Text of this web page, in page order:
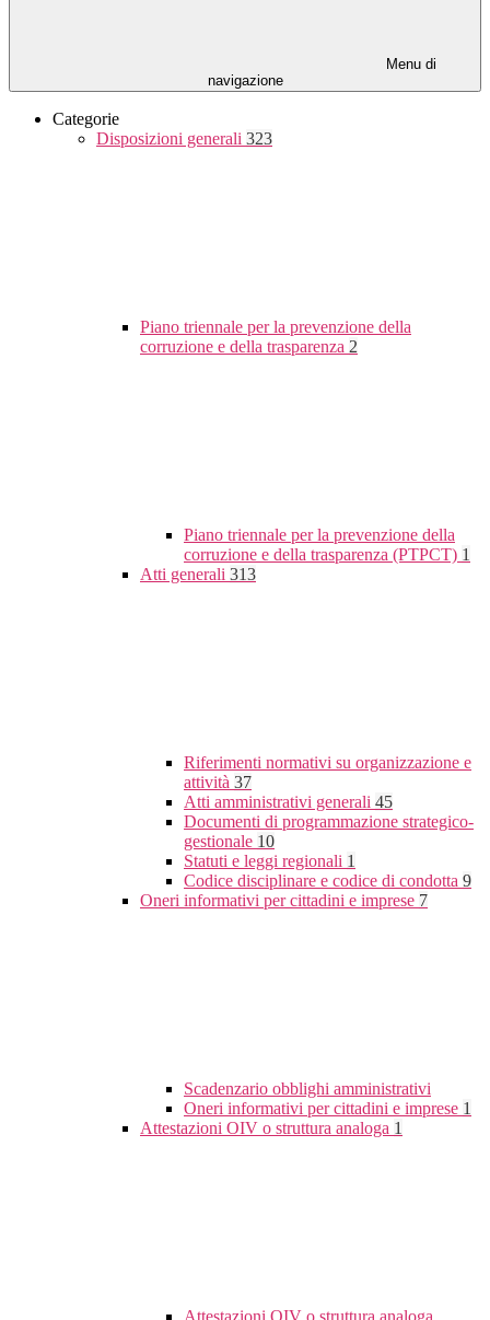
Menu di
navigazione
Categorie
Disposizioni generali 323
Piano triennale per la prevenzione della
corruzione e della trasparenza 2
Piano triennale per la prevenzione della
corruzione e della trasparenza (PTPCT) 1
Atti generali 313
Riferimenti normativi su organizzazione e
attività 37
Atti amministrativi generali 45
Documenti di programmazione strategico-
gestionale 10
Statuti e leggi regionali 1
Codice disciplinare e codice di condotta 9
Oneri informativi per cittadini e imprese 7
Scadenzario obblighi amministrativi
Oneri informativi per cittadini e imprese 1
Attestazioni OIV o struttura analoga 1